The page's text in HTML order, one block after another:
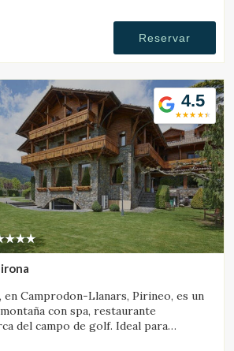
Reservar
4.5
en Camprodon-Llanars, Pirineo, es un
con spa, restaurante
del campo de golf. Ideal para